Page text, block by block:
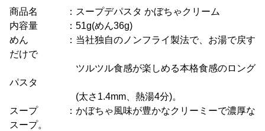
商品名 ：スープデパスタ かぼちゃクリーム
内容量 ：51g(めん36g)
めん ：当社独自のノンフライ製法で、お湯で戻す
だけで
ツルツル食感が楽しめる本格食感のロング
パスタ
(太さ1.4mm、熱湯4分)。
スープ ：かぼちゃ風味が豊かなクリーミーで濃厚な
スープ。